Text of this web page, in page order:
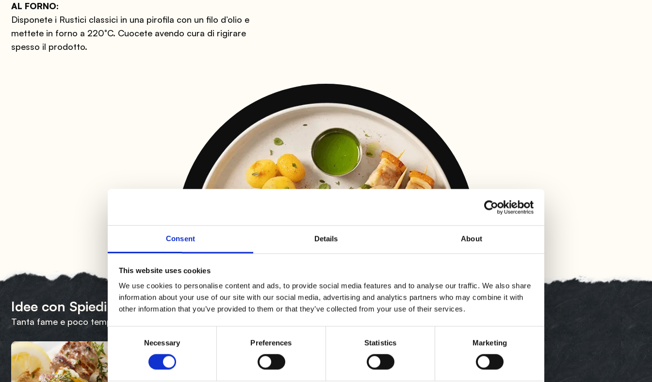
Consent Details About
This website uses cookies
We use cookies to personalise content and ads, to provide social media features and to analyse our traffic. We also share
information about your use of our site with our social media, advertising and analytics partners who may combine it with
other information that you’ve provided to them or that they’ve collected from your use of their services.
Selection
Necessary Preferences Statistics Marketing
AL FORNO:
Disponete i Rustici classici in una pirofila con un filo d’olio e
mettete in forno a 220°C. Cuocete avendo cura di rigirare
spesso il prodotto.
Idee con Spiedini
Tanta fame e poco tempo? Ecco una selezione di ricette per semplificarti la vita in cucina!